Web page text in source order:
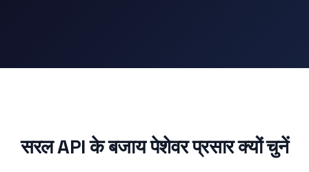
सरल API के बजाय पेशेवर प्रसार क्यों चुनें